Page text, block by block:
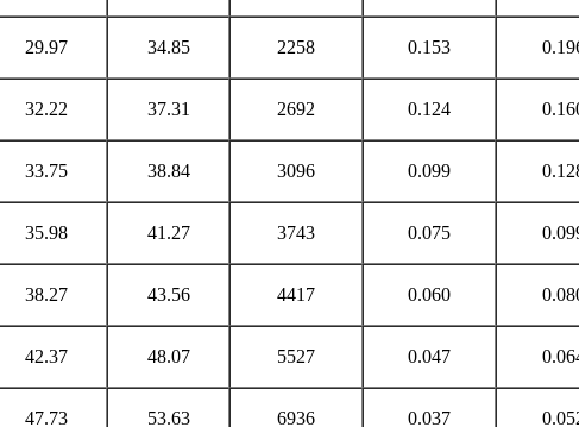
29.97 34.85 2258 0.153
32.22 37.31 2692 0.124
33.75 38.84 3096 0.099
35.98 41.27 3743 0.075
38.27 43.56 4417 0.060
42.37 48.07 5527 0.047
47.73 53.63 6936 0.037